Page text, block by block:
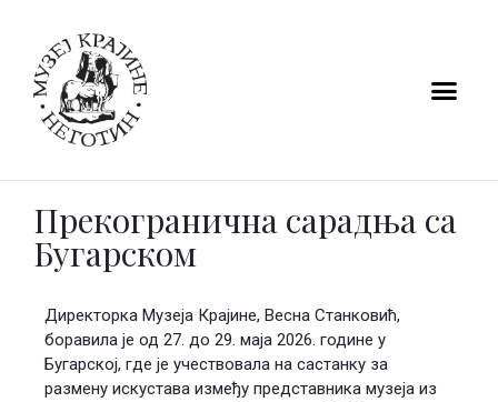
Прекогранична сарадња са
Бугарском
Директорка Музеја Крајине, Весна Станковић,
боравила је од 27. до 29. маја 2026. године у
Бугарској, где је учествовала на састанку за
размену искустава између представника музеја из